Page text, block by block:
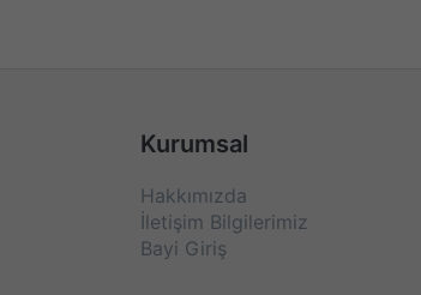
Kurumsal
Hakkımızda
İletişim Bilgilerimiz
Bayi Giriş